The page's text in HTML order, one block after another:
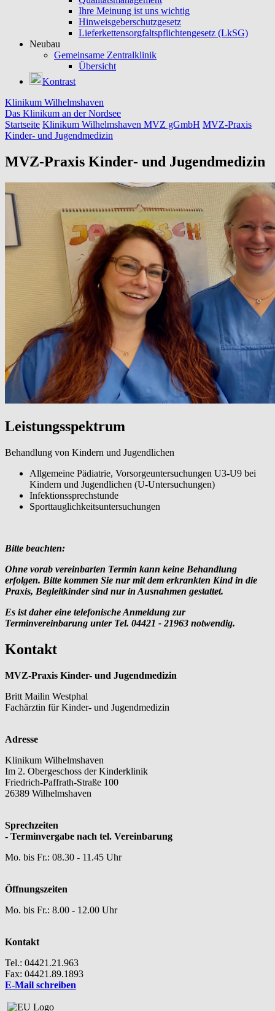
Ihre Meinung ist uns wichtig
Hinweisgeberschutzgesetz
Lieferkettensorgfaltspflichtengesetz (LkSG)
Neubau
Gemeinsame Zentralklinik
Übersicht
Kontrast
Klinikum Wilhelmshaven
Das Klinikum an der Nordsee
Startseite Klinikum Wilhelmshaven MVZ gGmbH MVZ-Praxis
Kinder- und Jugendmedizin
MVZ-Praxis Kinder- und Jugendmedizin
Leistungsspektrum
Behandlung von Kindern und Jugendlichen
Allgemeine Pädiatrie, Vorsorgeuntersuchungen U3-U9 bei
Kindern und Jugendlichen (U-Untersuchungen)
Infektionssprechstunde
Sporttauglichkeitsuntersuchungen
Bitte beachten:
Ohne vorab vereinbarten Termin kann keine Behandlung
erfolgen. Bitte kommen Sie nur mit dem erkrankten Kind in die
Praxis, Begleitkinder sind nur in Ausnahmen gestattet.
Es ist daher eine telefonische Anmeldung zur
Terminvereinbarung unter Tel. 04421 - 21963 notwendig.
Kontakt
MVZ-Praxis Kinder- und Jugendmedizin
Britt Mailin Westphal
Fachärztin für Kinder- und Jugendmedizin
Adresse
Klinikum Wilhelmshaven
Im 2. Obergeschoss der Kinderklinik
Friedrich-Paffrath-Straße 100
26389 Wilhelmshaven
Sprechzeiten
- Terminvergabe nach tel. Vereinbarung
Mo. bis Fr.: 08.30 - 11.45 Uhr
Öffnungszeiten
Mo. bis Fr.: 8.00 - 12.00 Uhr
Kontakt
Tel.: 04421.21.963
Fax: 04421.89.1893
E-Mail schreiben